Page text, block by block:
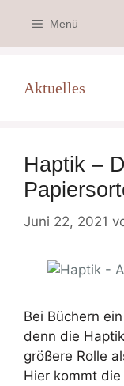
Inhalt
springen
Menü
Aktuelles
Haptik –
Juni 22, 2021
Bei Büchern
denn die
größere Rolle
Hier kommt